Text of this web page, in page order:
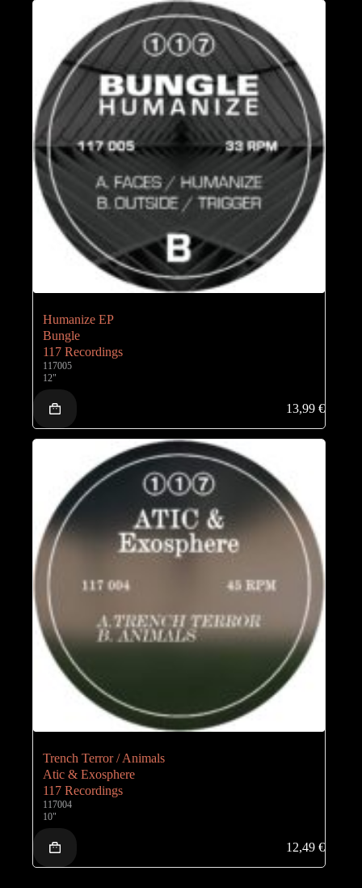
Humanize EP
Bungle
117 Recordings
117005
12"
13,99€
Trench Terror / Animals
Atic & Exosphere
117 Recordings
117004
10"
12,49€